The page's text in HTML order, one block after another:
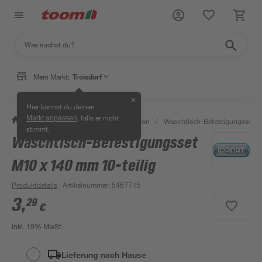
Mein Markt: Troisdorf
Hier kannst du deinen
Markt anpassen , falls er nicht
stimmt.
✕
/ Bad & Sanitär / Sanitärinstallation / Waschtisch-Befestigungsset
Waschtisch-Befestigungsset
M10 x 140 mm 10-teilig
Produktdetails | Artikelnummer: 5467715
3,29 €
inkl. 19% MwSt.
Lieferung nach Hause